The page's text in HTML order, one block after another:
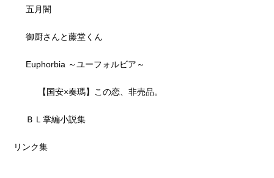
五月闇
御厨さんと藤堂くん
Euphorbia ～ユーフォルビア～
【国安×奏瑪】この恋、非売品。
ＢＬ掌編小説集
リンク集